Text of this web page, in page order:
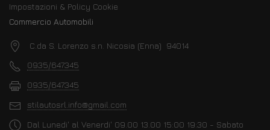
Impostazioni & Policy Cookie
Commercio Automobili
C.da S. Lorenzo s.n. Nicosia (Enna) 94014
0935/647345
0935/647345
stilautosrl.info@gmail.com
Dal Lunedi' al Venerdi' 09.00 13.00 15:00 19:30 - Sabato